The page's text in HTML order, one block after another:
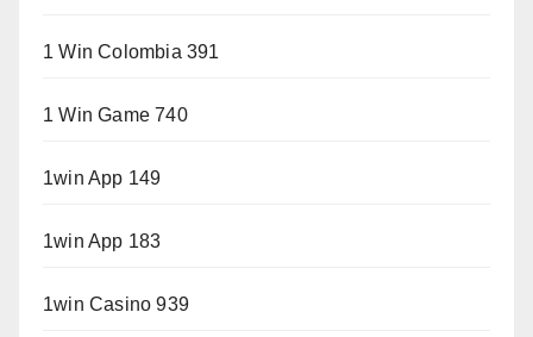
1 Win Colombia 391
1 Win Game 740
1win App 149
1win App 183
1win Casino 939